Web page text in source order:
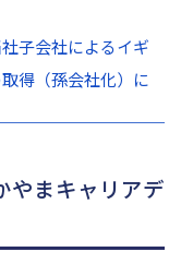
社子会社によるイギ
得（孫会社化）に
やまキャリアデ